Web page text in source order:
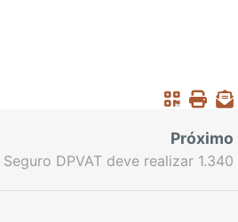
Próximo
DPVAT deve realizar 1.340